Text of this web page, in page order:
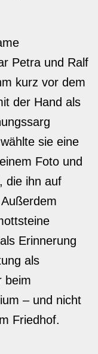
Petra und Ralf
kurz vor dem
der Hand als
sie eine
Foto und
die ihn auf
Erinnerung
als
beim
– und nicht
Friedhof.